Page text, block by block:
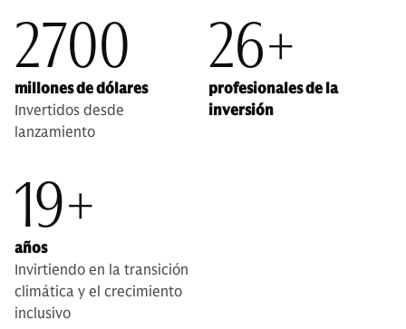
2700
millones de dólares
Invertidos desde
lanzamiento
26+
profesionales de la
inversión
19+
años
Invirtiendo en la transición
climática y el crecimiento
inclusivo